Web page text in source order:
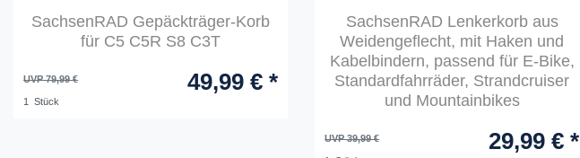
SachsenRAD Gepäckträger-Korb
für C5 C5R S8 C3T
UVP 79,99 € 49,99 € *
1 Stück
SachsenRAD Lenkerkorb aus
Weidengeflecht, mit Haken und
Kabelbindern, passend für E-Bike,
Standardfahrräder, Strandcruiser
und Mountainbikes
UVP 39,99 € 29,99 € *